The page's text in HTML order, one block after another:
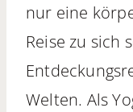
nur eine
Reise zu sich
Welten. Als